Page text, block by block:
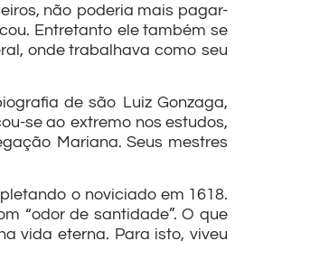
não poderia mais pagar-
Entretanto ele também se
onde trabalhava como seu
de são Luiz Gonzaga,
se ao extremo nos estudos,
Mariana. Seus mestres
o noviciado em 1618.
“odor de santidade”. O que
vida eterna. Para isto, viveu